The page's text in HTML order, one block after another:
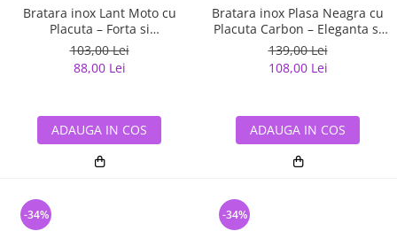
Bratara inox Lant Moto cu
Placuta – Forta si
Masculinitate
103,00 Lei
88,00 Lei
ADAUGA IN COS
Bratara inox Plasa Neagra cu
Placuta Carbon – Eleganta si
Forta Urbana
139,00 Lei
108,00 Lei
ADAUGA IN COS
-34% -34%